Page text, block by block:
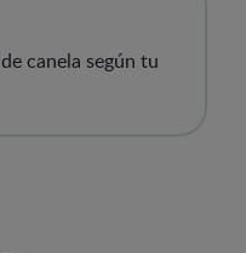
canela según tu